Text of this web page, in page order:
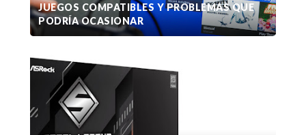
JUEGOS COMPATIBLES Y PROBLEMAS QUE
PODRÍA OCASIONAR